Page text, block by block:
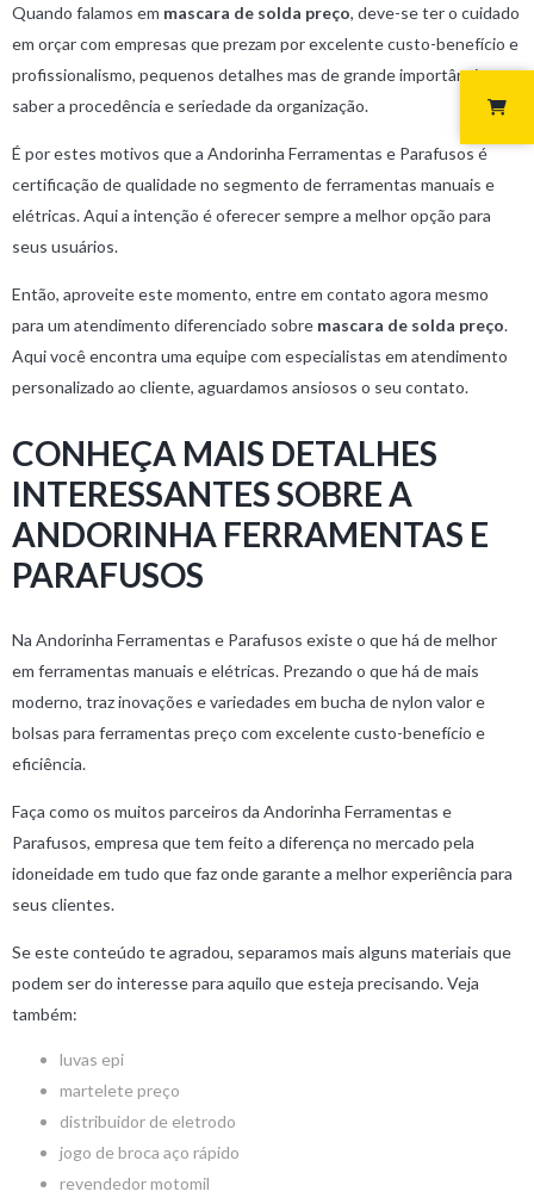
Quando falamos em mascara de solda preço, deve-se ter o cuidado
em orçar com empresas que prezam por excelente custo-benefício e
profissionalismo, pequenos detalhes mas de grande importância para
saber a procedência e seriedade da organização.
É por estes motivos que a Andorinha Ferramentas e Parafusos é
certificação de qualidade no segmento de ferramentas manuais e
elétricas. Aqui a intenção é oferecer sempre a melhor opção para
seus usuários.
Então, aproveite este momento, entre em contato agora mesmo
para um atendimento diferenciado sobre mascara de solda preço.
Aqui você encontra uma equipe com especialistas em atendimento
personalizado ao cliente, aguardamos ansiosos o seu contato.
CONHEÇA MAIS DETALHES
INTERESSANTES SOBRE A
ANDORINHA FERRAMENTAS E
PARAFUSOS
Na Andorinha Ferramentas e Parafusos existe o que há de melhor
em ferramentas manuais e elétricas. Prezando o que há de mais
moderno, traz inovações e variedades em bucha de nylon valor e
bolsas para ferramentas preço com excelente custo-benefício e
eficiência.
Faça como os muitos parceiros da Andorinha Ferramentas e
Parafusos, empresa que tem feito a diferença no mercado pela
idoneidade em tudo que faz onde garante a melhor experiência para
seus clientes.
Se este conteúdo te agradou, separamos mais alguns materiais que
podem ser do interesse para aquilo que esteja precisando. Veja
também:
luvas epi
martelete preço
distribuidor de eletrodo
jogo de broca aço rápido
revendedor motomil